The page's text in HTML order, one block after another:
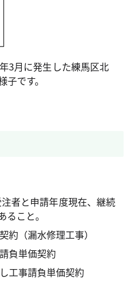
3月に発生した練馬区北
です。
者と申請年度現在、継続
こと。
約（漏水修理工事）
負単価契約
工事請負単価契約